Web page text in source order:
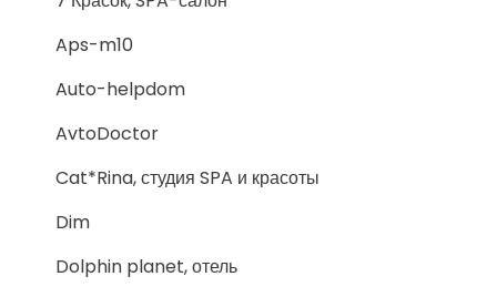
Aps-m10
Auto-helpdom
AvtoDoctor
Cat*Rina, студия SPA и красоты
Dim
Dolphin planet, отель